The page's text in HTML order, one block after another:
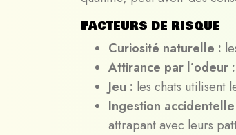
Facteurs de risque
Curiosité naturelle :
Attirance par l’odeur :
Jeu : les chats utilisent
Ingestion
attrapant avec leurs